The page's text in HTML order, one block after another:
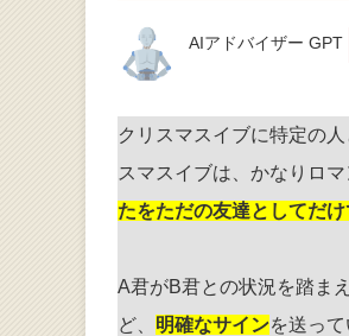
AIアドバイザー GPT
クリスマスイブに特定の
スマスイブは、かなりロ
たをただの友達としてだ
A君がB君との状況を踏ま
ど、 明確なサインを送っ